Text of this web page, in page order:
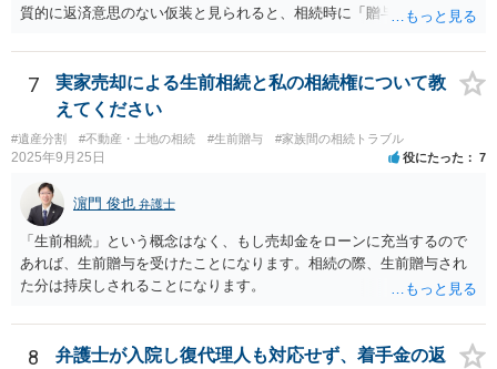
質的に返済意思のない仮装と見られると、相続時に「贈与」と評価さ
法として考えられるものとしては、 ①信託（家族信託・目的信託） 財
産を信託口に移し、受託者（信頼できる友人や専門職）に管理させ、
・生存中はあなたの生活費・介護費に優先充当 ・残余を友人や慈善団
体へ と使途を厳格に指定。相続ではなく信託帰属になるため、子の関
与を大きく排除できます。 ②遺言＋生命保険の組合せ 生活資金は手元
に残し、余剰資金で受取人を友人・団体にした保険を活用。保険金は
相続財産とは別枠で、遺留分対策にも有効と思われます。 ③負担付死
因贈与 「介護・見守り等を条件に、死亡時に財産を渡す」契約。条件
不履行なら無効にでき、老後の安心を担保できます。 ④ 寄附予約＋解
除条件 慈善団体への寄附を予約しつつ、資金不足時は解除できる条項
を設定。 などがあり得るかと思われます。
7
実家売却による生前相続と私の相続権について教
えてください
#遺産分割 #不動産・土地の相続 #生前贈与 #家族間の相続トラブル
2025年9月25日 役にたった 7
濵門 俊也 弁護士
「生前相続」という概念はなく、もし売却金をローンに充当するので
あれば、生前贈与を受けたことになります。相続の際、生前贈与され
た分は持戻しされることになります。
8
弁護士が入院し復代理人も対応せず、着手金の返